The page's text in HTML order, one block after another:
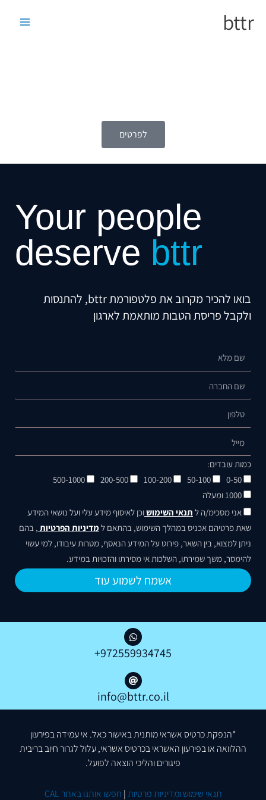
לתוכןbttr
דרושים
לפרטים
Your people
deserve bttr
בואו להכיר מקרוב את פלטפורמת bttr, להתנסות
ולקבל פריסת הטבות מותאמת לארגון
כמות עובדים:
מספר
עובדים
0-50
50-100
100-200
200-500
500-1000
1000 ומעלה
אני מסכימ/ה ל תנאי השימושוכן לאיסוף מידע עלי ועל נושאי המידע
שאת פרטיהם אכניס במהלך השימוש, בהתאם ל מדיניות הפרטיות , בהם
ניתן למצוא, בין השאר, פירוט על המידע הנאסף, מטרות עיבודו, למי עשוי
להימסר, משך שמירתו, השלכות אי מסירתו והזכויות במידע.
אשמח לשמוע עוד
972559934745⁩+
info@bttr.co.il
*הנפקת כרטיס אשראי מותנית באישור כאל. אי עמידה בפירעון
ההלוואה או בפירעון האשראי בכרטיס אשראי, עלול לגרור חיוב בריבית
פיגורים והליכי הוצאה לפועל.
תנאי שימוש ומדיניות פרטיות| חפשו אותנו באתר CAL